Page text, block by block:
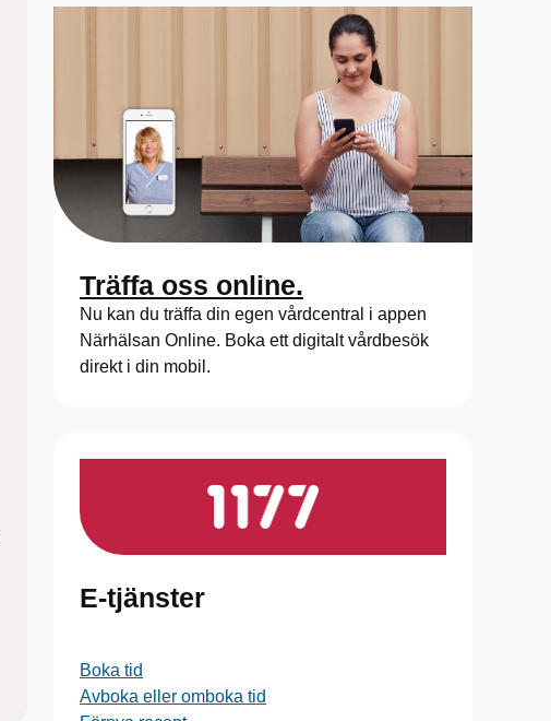
Träffa oss online.
Nu kan du träffa din egen vårdcentral i appen
Närhälsan Online. Boka ett digitalt vårdbesök
direkt i din mobil.
E-tjänster
Boka tid
Avboka eller omboka tid